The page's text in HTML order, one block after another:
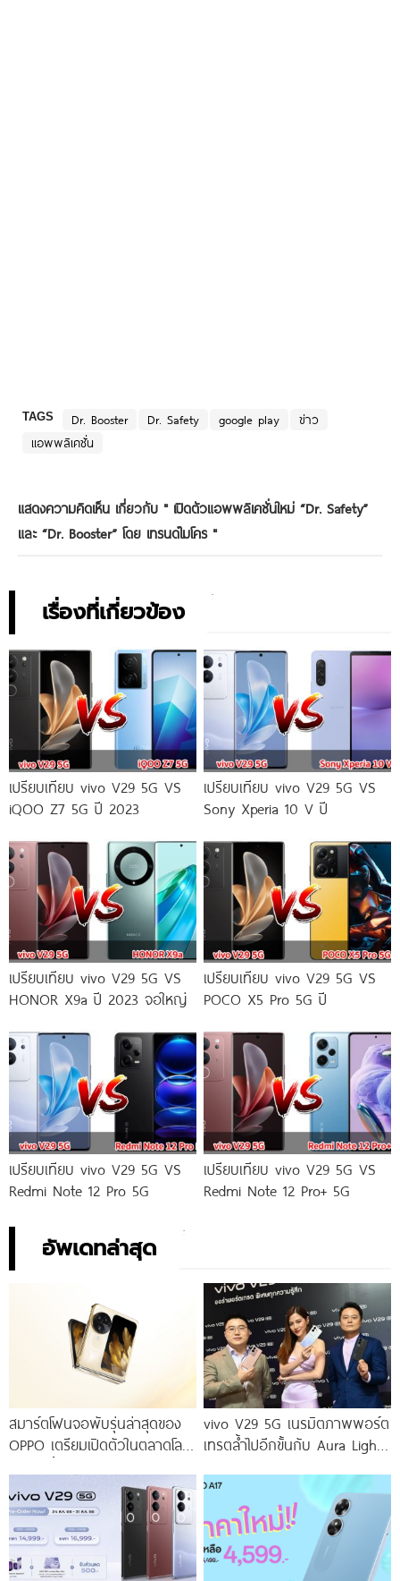
TAGS Dr. Booster Dr. Safety google play
ข่าว
แอพพลิเคชั่น
แสดงความคิดเห็น เกี่ยวกับ " เปิดตัวแอพพลิเคชั่นใหม่ “Dr. Safety”
และ “Dr. Booster” โดย เทรนด์ไมโคร"
เรื่องที่เกี่ยวข้อง
เปรียบเทียบ vivo V29 5G VS
iQOO Z7 5G ปี 2023
เปรียบเทียบ vivo V29 5G VS
Sony Xperia 10 V ปี
เปรียบเทียบ vivo V29 5G VS
HONOR X9a ปี 2023 จอใหญ่
เปรียบเทียบ vivo V29 5G VS
POCO X5 Pro 5G ปี
เปรียบเทียบ vivo V29 5G VS
Redmi Note 12 Pro 5G
เปรียบเทียบ vivo V29 5G VS
Redmi Note 12 Pro+ 5G
อัพเดทล่าสุด
สมาร์ตโฟนจอพับรุ่นล่าสุดของ
OPPO เตรียมเปิดตัวในตลาดโลก
vivo V29 5G เนรมิตภาพพอร์ต
เทรตล้ำไปอีกขั้นกับ Aura Light
โดดเด่นด้วยสุนทรียศาสตร์แห่ง